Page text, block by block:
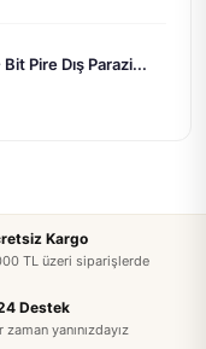
Pire Dış Parazi...
Kargo
TL üzeri siparişlerde
Destek
zaman yanınızdayız